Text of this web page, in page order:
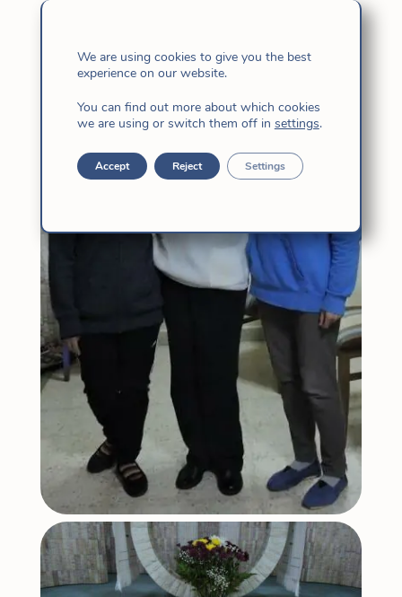
在她的新任務中為她祈禱，以便她繼續成為主的工
We are using cookies to give you the best
experience on our website.
You can find out more about which cookies
we are using or switch them off in settings.
Accept Reject Settings